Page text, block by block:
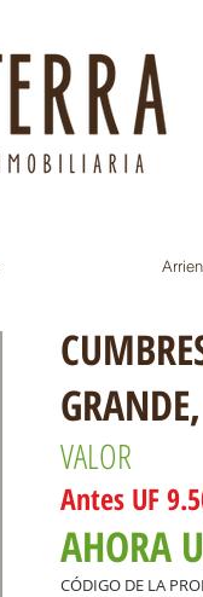
GRANDE
VALOR
Antes UF
AHORA
CÓDIGO DE LA